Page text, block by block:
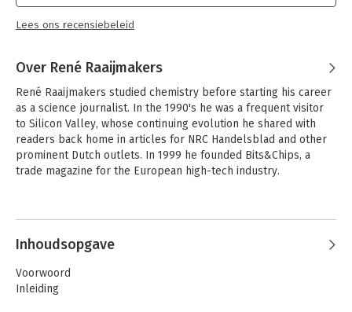
Lees ons recensiebeleid
Over René Raaijmakers
René Raaijmakers studied chemistry before starting his career
as a science journalist. In the 1990's he was a frequent visitor
to Silicon Valley, whose continuing evolution he shared with
readers back home in articles for NRC Handelsblad and other
prominent Dutch outlets. In 1999 he founded Bits&Chips, a
trade magazine for the European high-tech industry.
Andere boeken door René
Raaijmakers
Inhoudsopgave
Voorwoord
Inleiding